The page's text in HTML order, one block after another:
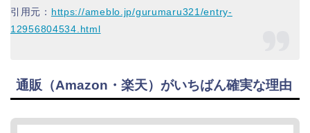
引用元： https://ameblo.jp/gurumaru321/entry-
12956804534.html
通販（Amazon・楽天）がいちばん確実な理由